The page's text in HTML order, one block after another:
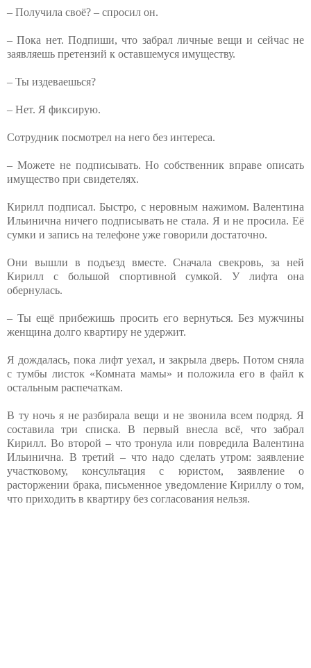
– Получила своё? – спросил он.
– Пока нет. Подпиши, что забрал личные вещи и сейчас не
заявляешь претензий к оставшемуся имуществу.
– Ты издеваешься?
– Нет. Я фиксирую.
Сотрудник посмотрел на него без интереса.
– Можете не подписывать. Но собственник вправе описать
имущество при свидетелях.
Кирилл подписал. Быстро, с неровным нажимом. Валентина
Ильинична ничего подписывать не стала. Я и не просила. Её
сумки и запись на телефоне уже говорили достаточно.
Они вышли в подъезд вместе. Сначала свекровь, за ней
Кирилл с большой спортивной сумкой. У лифта она
обернулась.
– Ты ещё прибежишь просить его вернуться. Без мужчины
женщина долго квартиру не удержит.
Я дождалась, пока лифт уехал, и закрыла дверь. Потом сняла
с тумбы листок «Комната мамы» и положила его в файл к
остальным распечаткам.
В ту ночь я не разбирала вещи и не звонила всем подряд. Я
составила три списка. В первый внесла всё, что забрал
Кирилл. Во второй – что тронула или повредила Валентина
Ильинична. В третий – что надо сделать утром: заявление
участковому, консультация с юристом, заявление о
расторжении брака, письменное уведомление Кириллу о том,
что приходить в квартиру без согласования нельзя.